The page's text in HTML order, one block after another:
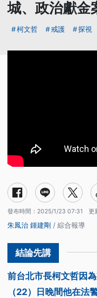
城、政治獻金
柯文哲 戒護 探視
發布時間： 2025/1/23 07:31 更
朱鳳治 鍾建剛 / 綜合報導
前台北市長柯文哲因
（22）日晚間他在法